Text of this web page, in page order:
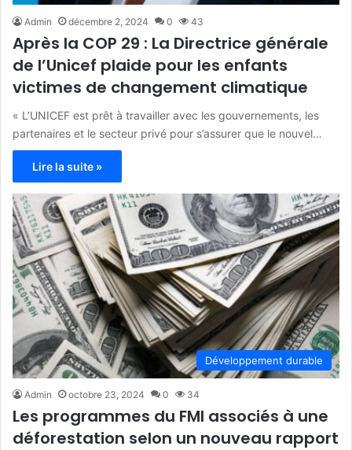
Admin décembre 2, 2024 0 43
Après la COP 29 : La Directrice générale
de l’Unicef plaide pour les enfants
victimes de changement climatique
« L’UNICEF est prêt à travailler avec les gouvernements, les
partenaires et le secteur privé pour s’assurer que le nouvel…
Lire la suite »
Développement durable
Admin octobre 23, 2024 0 34
Les programmes du FMI associés à une
déforestation selon un nouveau rapport